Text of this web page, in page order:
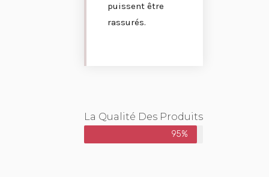
puissent être
rassurés.
La Qualité Des Produits
95%